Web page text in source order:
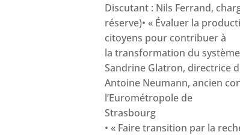
Discutant : Nils Ferrand,
réserve)• « Évaluer la
citoyens pour contribuer à
la transformation du
Sandrine Glatron, directrice
Antoine Neumann, ancien
l’Eurométropole de
Strasbourg
• « Faire transition par la